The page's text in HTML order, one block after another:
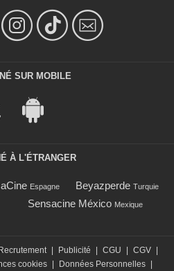
SUR MOBILE
À L'ÉTRANGER
Espagne Beyazperde Turquie
Sensacine México Mexique
| Publicité | CGU | CGV |
cookies | Données Personnelles |